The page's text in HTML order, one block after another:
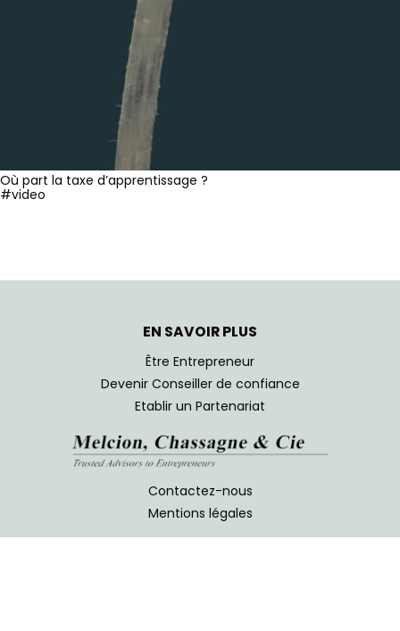
Où part la taxe d’apprentissage ?
#video
EN SAVOIR PLUS
Être Entrepreneur
Devenir Conseiller de confiance
Etablir un Partenariat
Contactez-nous
Mentions légales